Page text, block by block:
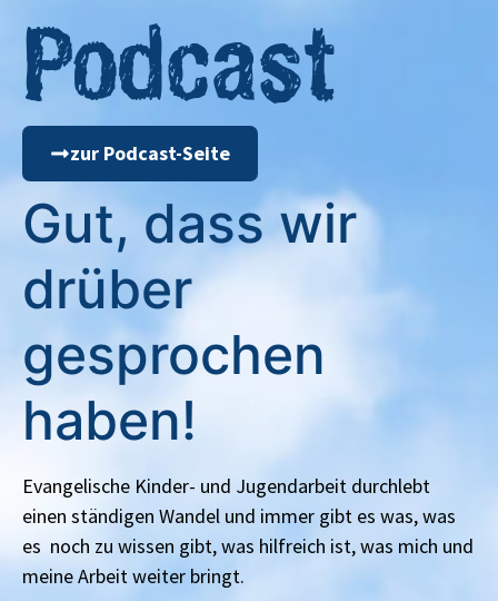
Podcast
zur Podcast-Seite
Gut, dass wir
drüber
gesprochen
haben!
Evangelische Kinder- und Jugendarbeit durchlebt
einen ständigen Wandel und immer gibt es was, was
es noch zu wissen gibt, was hilfreich ist, was mich und
meine Arbeit weiter bringt.